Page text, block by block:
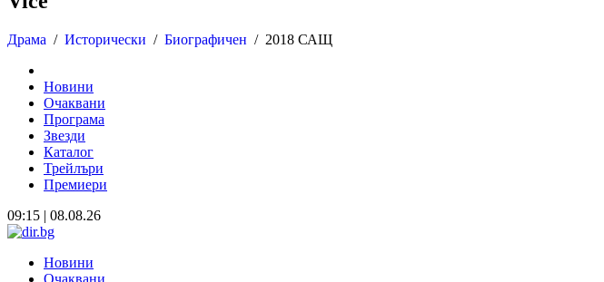
Драма / Исторически / Биографичен / 2018 САЩ
Новини
Очаквани
Програма
Звезди
Каталог
Трейлъри
Премиери
09:15 | 08.08.26
Новини
Очаквани